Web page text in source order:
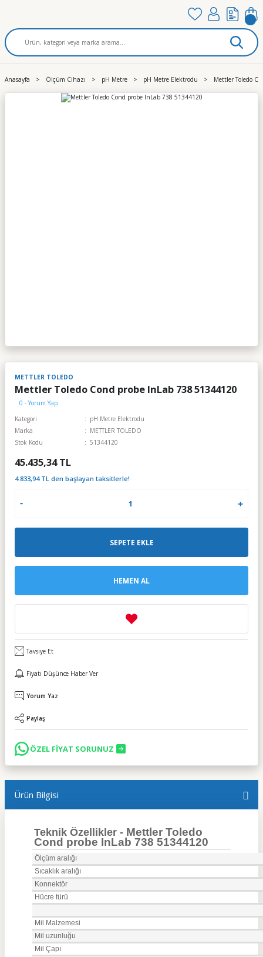
Anasayfa Ölçüm Cihazı pH Metre pH Metre Elektrodu Mettler Toledo
METTLER TOLEDO
Mettler Toledo Cond probe InLab 738 51344120
0 - Yorum Yap
Kategori
pH Metre Elektrodu
Marka
METTLER TOLEDO
Stok Kodu
51344120
45.435,34 TL
4.833,94 TL den başlayan taksitlerle!
SEPETE EKLE
HEMEN AL
Tavsiye Et
Fiyatı Düşünce Haber Ver
Yorum Yaz
Paylaş
ÖZEL FİYAT SORUNUZ
Ürün Bilgisi
Teknik Özellikler - Mettler Toledo
Cond probe InLab 738 51344120
Ölçüm aralığı
Sıcaklık aralığı
Konnektör
Hücre türü
Mil Malzemesi
Mil uzunluğu
Mil Çapı